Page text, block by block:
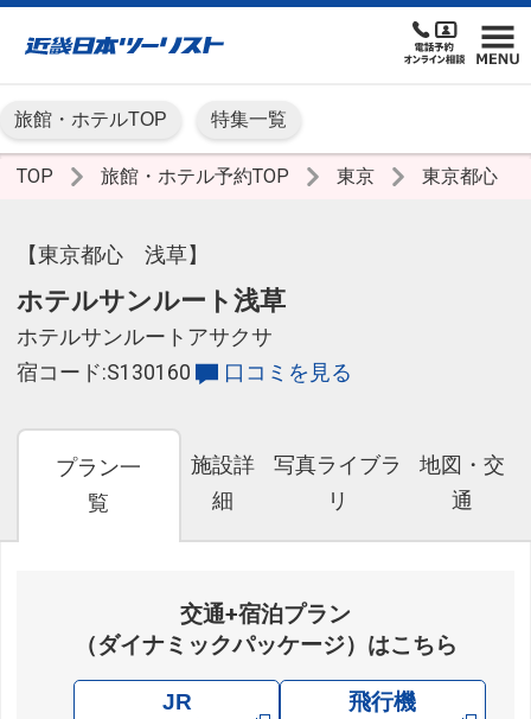
旅館・ホテルTOP 特集一覧
TOP 旅館・ホテル予約TOP 東京 東京都心
【東京都心 浅草】
ホテルサンルート浅草
ホテルサンルートアサクサ
宿コード:S130160
口コミを見る
プラン一
覧
施設詳
細
写真ライブラ
リ
地図・交
通
交通+宿泊プラン
（ダイナミックパッケージ）はこちら
JR
飛行機